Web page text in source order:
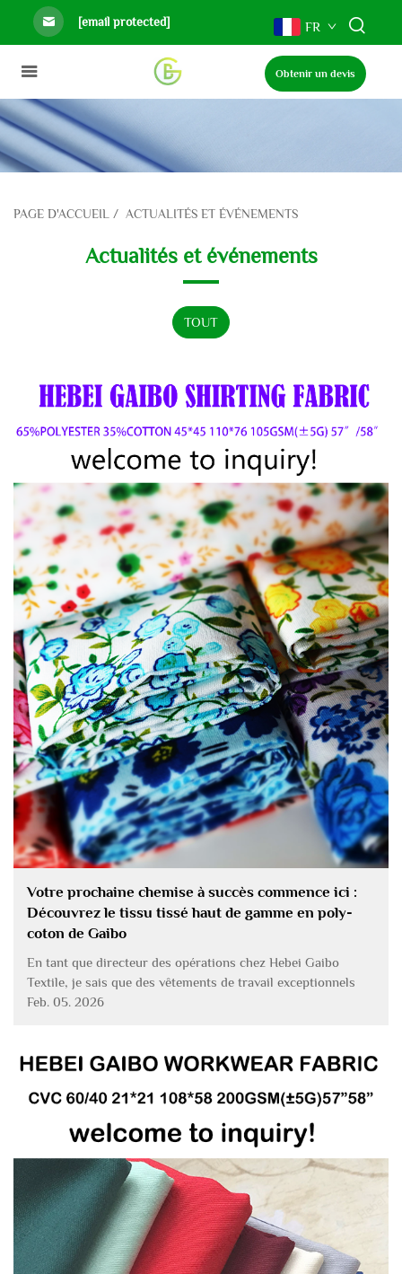
[email protected] FR
Obtenir un devis
PAGE D'ACCUEIL / ACTUALITÉS ET ÉVÉNEMENTS
Actualités et événements
TOUT
Votre prochaine chemise à succès commence ici :
Découvrez le tissu tissé haut de gamme en poly-
coton de Gaibo
En tant que directeur des opérations chez Hebei Gaibo
Textile, je sais que des vêtements de travail exceptionnels
commencent par un tissu exceptionnel. Notre nouveau tissu
exigences ! Ce tissu innovant...
Feb. 05. 2026